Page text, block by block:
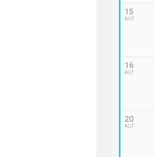
15
AUT
16
AUT
20
AUT